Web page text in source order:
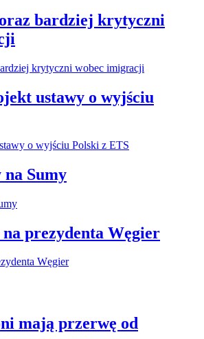
bardziej krytyczni
ustawy o wyjściu
na Sumy
prezydenta Węgier
mają przerwę od